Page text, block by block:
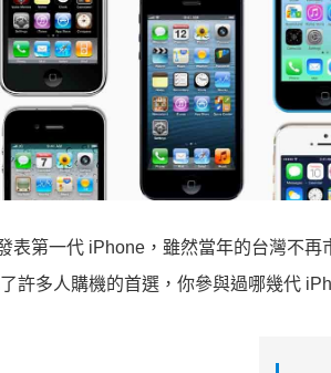
表第一代 iPhone，雖然當年的台灣不
許多人購機的首選，你參與過哪幾代